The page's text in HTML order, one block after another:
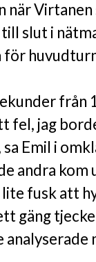
när
slut i
för
från
fel, jag
Emil i
andra kom
fusk att
gäng